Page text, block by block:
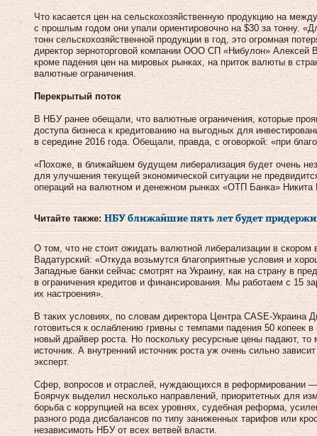
Что касается цен на сельскохозяйственную продукцию на
с прошлым годом они упали ориентировочно на $30 за тонну.
тонн сельскохозяйственной продукции в год, это огромная
директор зерноторговой компании ООО СП «Нибулон» Алексей
кроме падения цен на мировых рынках, на приток валюты в
валютные ограничения.
Перекрытый поток
В НБУ ранее обещали, что валютные ограничения, которые
доступа бизнеса к кредитованию на выгодных для
в середине 2016 года. Обещали, правда, с оговоркой: «при
«Похоже, в ближайшем будущем либерализация будет очень
для улучшения текущей экономической ситуации не
операций на валютном и денежном рынках «ОТП Банка»
Читайте также: НБУ ближайшие пять лет будет
О том, что не стоит ожидать валютной либерализации в скором
Вадатурский: «Откуда возьмутся благоприятные условия и
Западные банки сейчас смотрят на Украину, как на страну в
в ограничения кредитов и финансирования. Мы работаем с 15
их настроения».
В таких условиях, по словам директора Центра CASE-Украина
готовиться к ослаблению гривны с темпами падения 50 копеек
новый драйвер роста. Но поскольку ресурсные цены падают, то
источник. А внутренний источник роста уж очень сильно
эксперт.
Сфер, вопросов и отраслей, нуждающихся в реформировании —
Боярчук выделил несколько направлений, приоритетных для
борьба с коррупцией на всех уровнях, судебная реформа,
разного рода дисбалансов по типу заниженных тарифов или
независимоть НБУ от всех ветвей власти.